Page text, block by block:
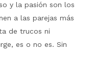
y la pasión son los
a las parejas más
de trucos ni
es o no es. Sin